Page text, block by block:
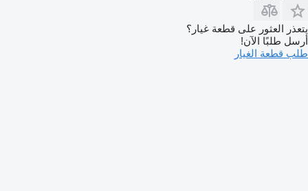
يتعذر العثور على قطعة غيار؟
أرسل طلبًا الآن!
طلب قطعة الغيار